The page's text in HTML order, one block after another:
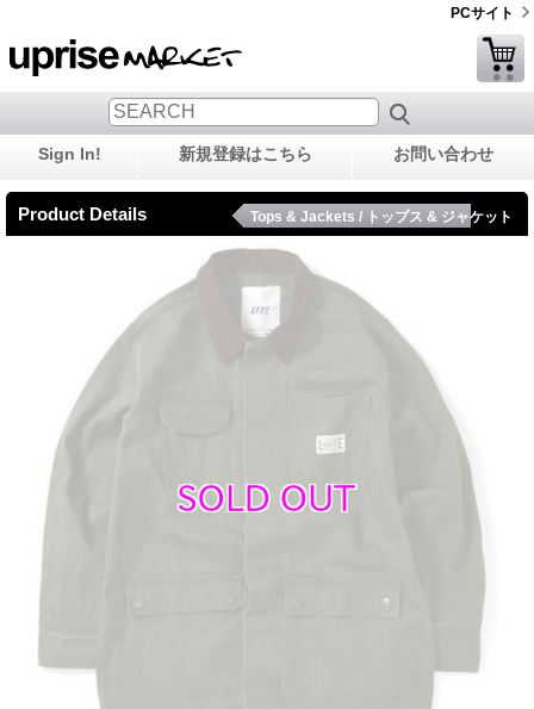
PCサイト
Sign In! 新規登録はこちら お問い合わせ
Product Details Tops & Jackets / トップス & ジャケット